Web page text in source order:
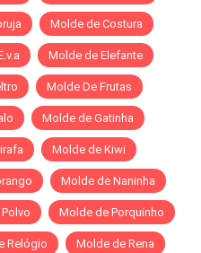
Molde de Costura
Molde de Elefante
Molde De Frutas
Molde de Gatinha
Molde de Kiwi
Molde de Naninha
Molde de Porquinho
Relógio Molde de Rena